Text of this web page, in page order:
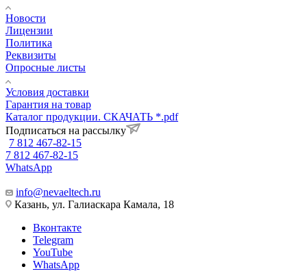
Новости
Лицензии
Политика
Реквизиты
Опросные листы
Условия доставки
Гарантия на товар
Каталог продукции. СКАЧАТЬ *.pdf
Подписаться на рассылку
7 812 467-82-15
7 812 467-82-15
WhatsApp
info@nevaeltech.ru
Казань, ул. Галиаскара Камала, 18
Вконтакте
Telegram
YouTube
WhatsApp